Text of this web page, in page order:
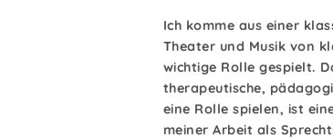
Ich komme aus einer
Theater und Musik von
wichtige Rolle gespielt.
therapeutische,
eine Rolle spielen, ist
meiner Arbeit als